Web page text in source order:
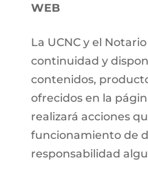
WEB
La UCNC y el
continuidad y
contenidos,
ofrecidos en la
realizará acciones
funcionamiento de
responsabilidad